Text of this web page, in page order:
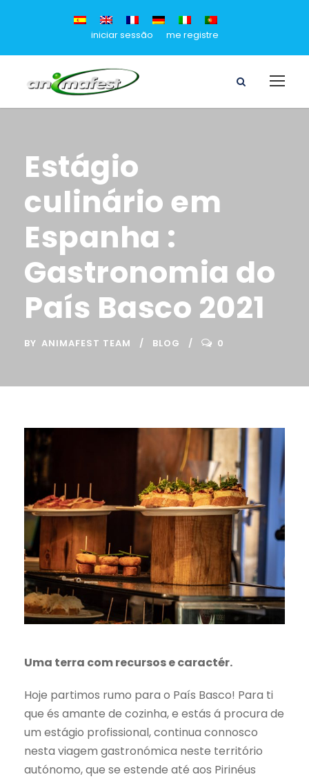
iniciar sessão me registre
Estágio
culinário em
Espanha :
Gastronomia do
País Basco 2021
BY ANIMAFEST TEAM BLOG 0
Uma terra com recursos e caractér.
Hoje partimos rumo para o País Basco! Para ti
que és amante de cozinha, e estás á procura de
um estágio profissional, continua connosco
nesta viagem gastronómica neste território
autónomo, que se estende até aos Pirinéus